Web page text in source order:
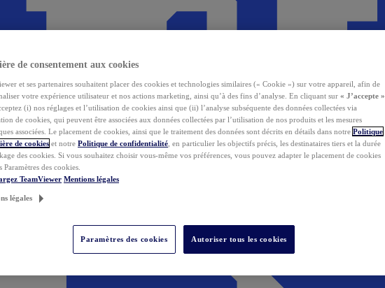
de consentement aux cookies
et ses partenaires souhaitent placer des cookies et technologies similaires (« Cookie ») sur votre appareil, afin de
votre expérience utilisateur et nos actions marketing, ainsi qu’à des fins d’analyse. En cliquant sur « J’accepte »
(i) nos réglages et l’utilisation de cookies ainsi que (ii) l’analyse subséquente des données collectées via
de cookies, qui peuvent être associées aux données collectées par l’utilisation de nos produits et les mesures
associées. Le placement de cookies, ainsi que le traitement des données sont décrits en détails dans notre Politique
de cookies et notre Politique de confidentialité , en particulier les objectifs précis, les destinataires tiers et la durée
des cookies. Si vous souhaitez choisir vous-même vos préférences, vous pouvez adapter le placement de cookies
Paramètres des cookies.
TeamViewer Mentions légales
légales
Paramètres des cookies Autoriser tous les cookies